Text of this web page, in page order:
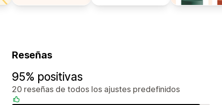
Reseñas
95% positivas
20 reseñas de todos los ajustes predefinidos